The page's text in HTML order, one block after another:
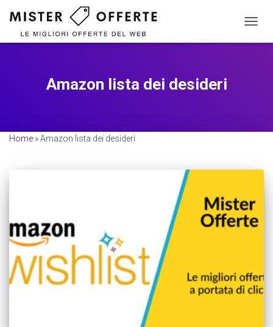
Amazon lista dei desideri
Home »Amazon lista dei desideri